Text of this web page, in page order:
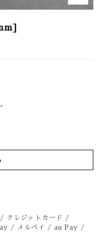
レジットカード /
/ メルペイ / au Pay /